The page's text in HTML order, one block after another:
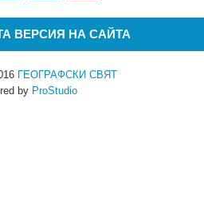
ВЕРСИЯ НА САЙТА
ГЕОГРАФСКИ СВЯТ
by ProStudio